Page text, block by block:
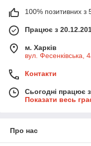
100% позитивних з
Працює з
м. Харків
вул. Фесенківська,
Контакти
Сьогодні працює
Показати весь
Про нас